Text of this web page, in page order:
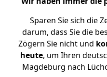
Sparen Sie sich die
darum, dass Sie die
Zögern Sie nicht und
heute, um Ihren
Magdeburg nach